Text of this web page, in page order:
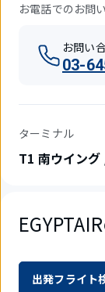
お電話でのお問
お問い
03-
ターミナル
T1 南ウイング
出発フライト